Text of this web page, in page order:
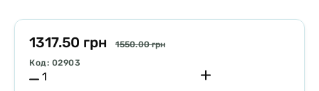
1317.50 грн
1550.00 грн
Код: 02903